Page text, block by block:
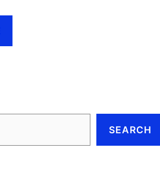
SEARCH